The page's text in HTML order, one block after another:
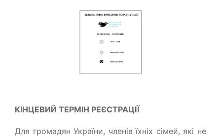
КІНЦЕВИЙ ТЕРМІН РЕЄСТРАЦІЇ
Для громадян України, членів їхніх сімей, які не